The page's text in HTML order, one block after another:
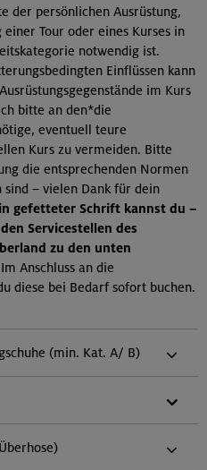
der persönlichen Ausrüstung,
Tour oder eines Kurses in
notwendig ist.
Einflüssen kann
im Kurs
bitte an den*die
eventuell teure
Kurs zu vermeiden. Bitte
die entsprechenden Normen
– vielen Dank für dein
gefetteter Schrift kannst du –
Servicestellen des
zu den unten
Im Anschluss an die
diese bei Bedarf sofort buchen.
(min. Kat. A/ B)